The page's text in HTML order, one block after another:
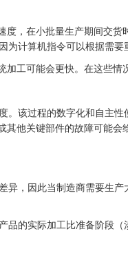
，在小批量生产期间交
计算机指令可以根据需要
工可能会更快。在这些
该过程的数字化和自主
他关键部件的故障可能
，因此当制造商需要生
的实际加工比准备阶段